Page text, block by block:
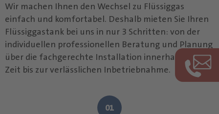
Wir machen Ihnen den Wechsel zu Flüssiggas
einfach und komfortabel. Deshalb mieten Sie Ihren
Flüssiggastank bei uns in nur 3 Schritten: von der
individuellen professionellen Beratung und Planung
über die fachgerechte Installation innerhalb kurzer
Zeit bis zur verlässlichen Inbetriebnahme.
01